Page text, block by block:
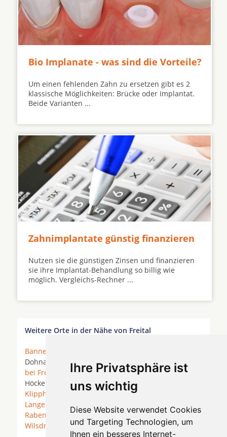
Ihre Privatsphäre ist
uns wichtig
Diese Website verwendet Cookies
und Targeting Technologien, um
Ihnen ein besseres Internet-
Bio Implanate - was sind die Vorteile?
Um einen fehlenden Zahn zu ersetzen gibt es 2
klassische Möglichkeiten: Brücke oder Implantat.
Beide Varianten ...
Zahnimplantate günstig finanzieren
Nutzen sie die günstigen Zinsen und finanzieren
sie ihre Implantat-Behandlung so billig wie
möglich. Vergleichs-Rechner ...
Weitere Orte in der Nähe von Freital
Bannewitz
Dohna *
Dresden Freital * Glashütte *
Grumbach
bei Freital
Hartmannsdorf * Heidenau *
Höckendorf *Kesselsdorf*Klingenberg (Sachsen)
Klipphausen
*Kreischa * Kurort Hartha
Langebrück
* Moritzburg (Sachsen) * Nieschütz*
Rabenau (Sachsen)* Radebeul * Tharandt *
Wilsdruff